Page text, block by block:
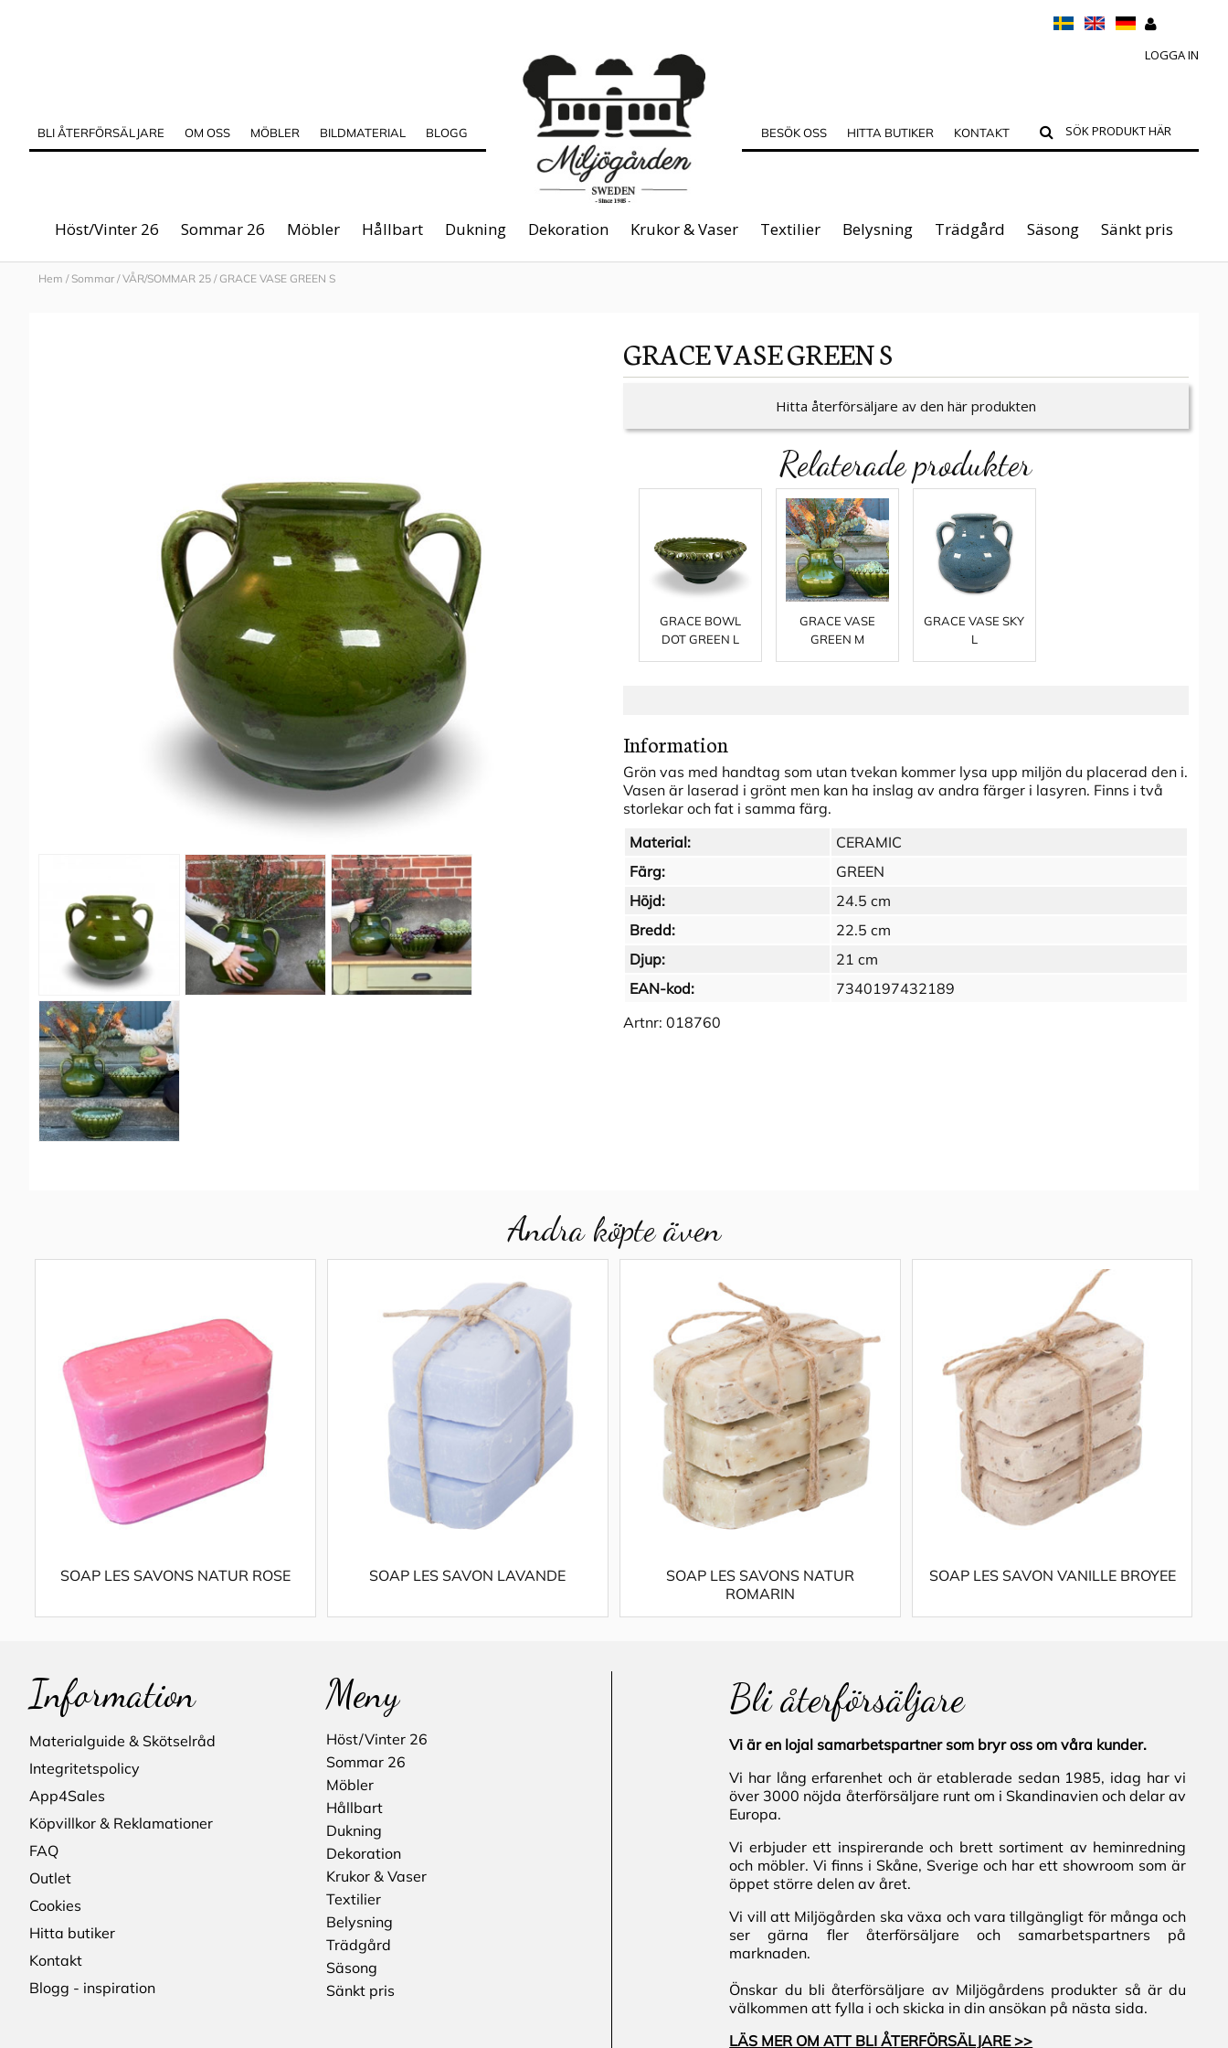
LOGGA IN
BLI ÅTERFÖRSÄLJARE OM OSS MÖBLER BILDMATERIAL BLOGG BESÖK OSS HITTA BUTIKER KONTAKT
Höst/Vinter 26 Sommar 26 Möbler Hållbart Dukning Dekoration Krukor & Vaser Textilier Belysning Trädgård Säsong Sänkt pris
Hem / Sommar /VÅR/SOMMAR 25 / GRACE VASE GREEN S
GRACE VASE GREEN S
Hitta återförsäljare av den här produkten
Relaterade produkter
GRACE BOWL
DOT GREEN L
GRACE VASE
GREEN M
GRACE VASE SKY
L
Information
Grön vas med handtag som utan tvekan kommer lysa upp miljön du placerad den i.
Vasen är laserad i grönt men kan ha inslag av andra färger i lasyren. Finns i två
storlekar och fat i samma färg.
Material:
CERAMIC
Färg:
GREEN
Höjd:
24.5 cm
Bredd:
22.5 cm
Djup:
21 cm
EAN-kod:
7340197432189
Artnr: 018760
Andra köpte även
SOAP LES SAVONS NATUR ROSE SOAP LES SAVON LAVANDE
SOAP LES SAVONS NATUR
ROMARIN
SOAP LES SAVON VANILLE BROYEE
Information
Materialguide & Skötselråd
Integritetspolicy
App4Sales
Köpvillkor & Reklamationer
FAQ
Outlet
Cookies
Hitta butiker
Kontakt
Blogg - inspiration
Meny
Höst/Vinter 26
Sommar 26
Möbler
Hållbart
Dukning
Dekoration
Krukor & Vaser
Textilier
Belysning
Trädgård
Säsong
Sänkt pris
Bli återförsäljare
Vi är en lojal samarbetspartner som bryr oss om våra kunder.
Vi har lång erfarenhet och är etablerade sedan 1985, idag har vi
över 3000 nöjda återförsäljare runt om i Skandinavien och delar av
Europa.
Vi erbjuder ett inspirerande och brett sortiment av heminredning
och möbler. Vi finns i Skåne, Sverige och har ett showroom som är
öppet större delen av året.
Vi vill att Miljögården ska växa och vara tillgängligt för många och
ser gärna fler återförsäljare och samarbetspartners på
marknaden.
Önskar du bli återförsäljare av Miljögårdens produkter så är du
välkommen att fylla i och skicka in din ansökan på nästa sida.
LÄS MER OM ATT BLI ÅTERFÖRSÄLJARE >>